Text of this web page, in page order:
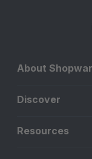
About
Discover
Resources